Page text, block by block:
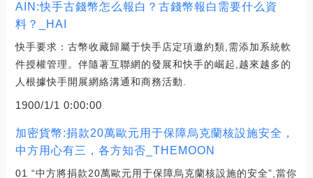
AIN:快手古錢幣怎么報白？古錢幣報白需要什么資
料？_HAI
快手要求：古幣收藏歸屬于快手店定項邀約類,需添加系統軟
件授權管理。伴隨著互聯網的發展和快手的崛起,越來越多的
人根據快手開展網絡溝通和商務活動.
1900/1/1 0:00:00
加密貨幣:捐款20萬歐元用于保障烏克蘭核設施安全，
中方用心有三，各方知否_THEMOON
01 “中方將捐款20萬歐元用于保障烏克蘭核設施的安全”,當你